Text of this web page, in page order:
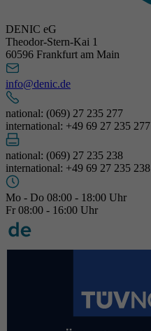
DENIC eG
Theodor-Stern-Kai 1
60596 Frankfurt am Main
info@denic.de
national: (069) 27 235 277
international: +49 69 27 235 277
national: (069) 27 235 238
international: +49 69 27 235 238
Mo - Do 08:00 - 18:00 Uhr
Fr 08:00 - 16:00 Uhr